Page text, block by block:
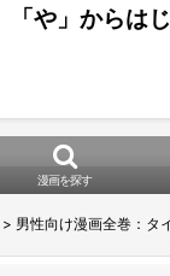
「や」からは
漫画を探す
> 男性向け漫画全巻：タ